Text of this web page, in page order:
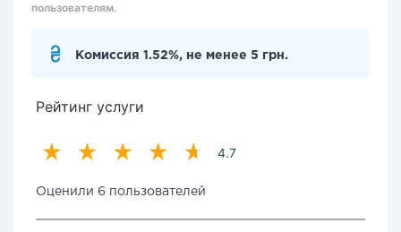
пользователям.
Комиссия 1.52%, не менее 5 грн.
Рейтинг услуги
4.7
Оценили 6 пользователей